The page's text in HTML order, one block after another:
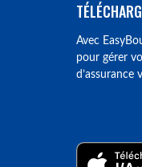
Avec
pour gérer
d’assurance